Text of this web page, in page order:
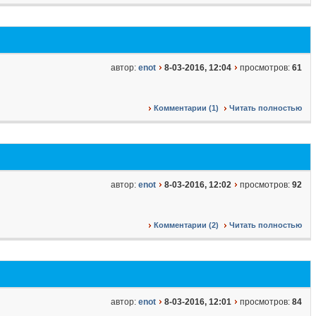
автор: enot 8-03-2016, 12:04 просмотров: 61
Комментарии (1) Читать полностью
автор: enot 8-03-2016, 12:02 просмотров: 92
Комментарии (2) Читать полностью
автор: enot 8-03-2016, 12:01 просмотров: 84